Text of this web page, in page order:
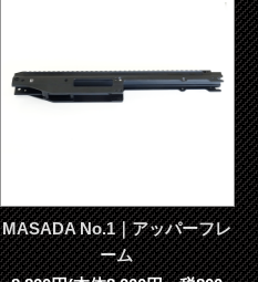
MASADA No.1｜アッパーフレ
ーム